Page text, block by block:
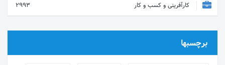
کارآفرینی و کسب و کار
2993
برچسبها